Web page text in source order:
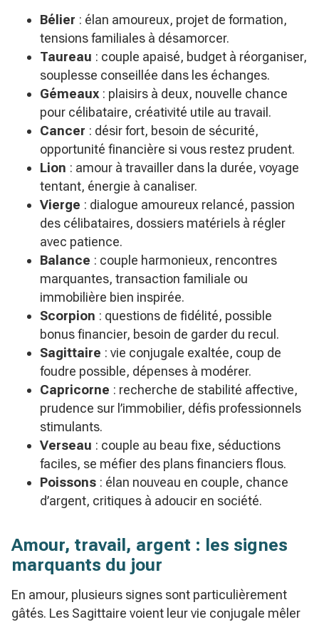
Bélier : élan amoureux, projet de formation,
tensions familiales à désamorcer.
Taureau : couple apaisé, budget à réorganiser,
souplesse conseillée dans les échanges.
Gémeaux : plaisirs à deux, nouvelle chance
pour célibataire, créativité utile au travail.
Cancer : désir fort, besoin de sécurité,
opportunité financière si vous restez prudent.
Lion : amour à travailler dans la durée, voyage
tentant, énergie à canaliser.
Vierge : dialogue amoureux relancé, passion
des célibataires, dossiers matériels à régler
avec patience.
Balance : couple harmonieux, rencontres
marquantes, transaction familiale ou
immobilière bien inspirée.
Scorpion : questions de fidélité, possible
bonus financier, besoin de garder du recul.
Sagittaire : vie conjugale exaltée, coup de
foudre possible, dépenses à modérer.
Capricorne : recherche de stabilité affective,
prudence sur l’immobilier, défis professionnels
stimulants.
Verseau : couple au beau fixe, séductions
faciles, se méfier des plans financiers flous.
Poissons : élan nouveau en couple, chance
d’argent, critiques à adoucir en société.
Amour, travail, argent : les signes
marquants du jour
En amour, plusieurs signes sont particulièrement
gâtés. Les Sagittaire voient leur vie conjugale mêler